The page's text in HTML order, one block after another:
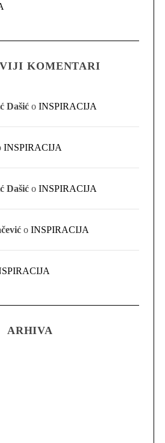
KOMENTARI
Dašić oINSPIRACIJA
INSPIRACIJA
Dašić oINSPIRACIJA
oINSPIRACIJA
ARHIVA